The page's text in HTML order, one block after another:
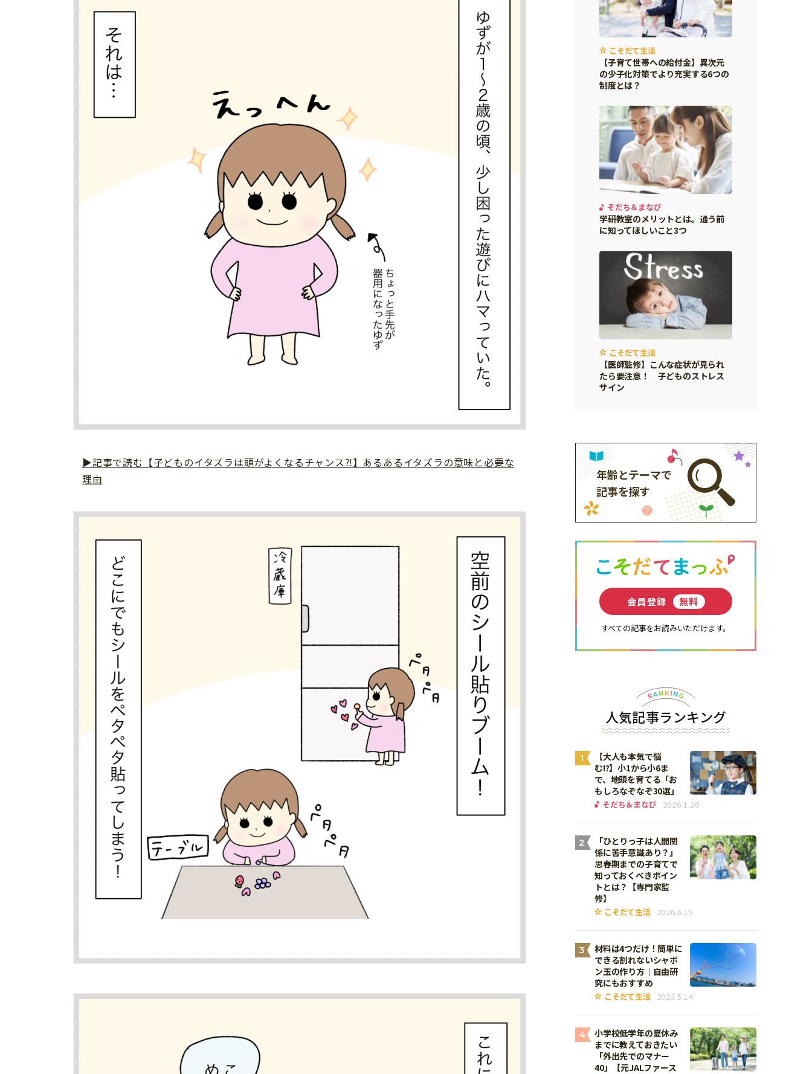
▶記事で読む【子どものイタズラは頭がよくなるチャンス⁈】あるあるイタズラの意味と必要な
理由
こそだて生活
【子育て世帯への給付金】異次元
の少子化対策でより充実する6つの
制度とは？
そだち＆まなび
学研教室のメリットとは。通う前
に知ってほしいこと3つ
こそだて生活
【医師監修】こんな症状が見られ
たら要注意！ 子どものストレス
サイン
年齢とテーマで
記事を探す
会員登録 無料
すべての記事をお読みいただけます。
人気記事ランキング
1
【大人も本気で悩
む!?】小1から小6ま
で、地頭を育てる「お
もしろなぞなぞ30選」
そだち＆まなび 2026.1.26
2
「ひとりっ子は人間関
係に苦手意識あり？」
思春期までの子育てで
知っておくべきポイン
トとは？【専門家監
修】
こそだて生活 2026.6.15
3
材料は4つだけ！簡単に
できる割れないシャボ
ン玉の作り方｜自由研
究にもおすすめ
こそだて生活 2023.5.14
4
小学校低学年の夏休み
までに教えておきたい
「外出先でのマナー
40」【元JALファース